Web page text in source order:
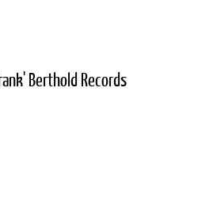
Berthold Records